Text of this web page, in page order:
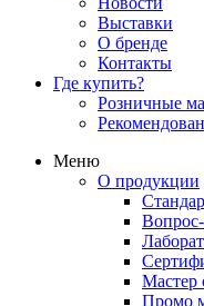
Выставки
О бренде
Контакты
Где купить?
Розничные
Меню
О продукции
Мастер
Промо